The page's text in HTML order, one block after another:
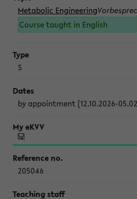
Metabolic Engineering
Course taught in English
S
by appointment [12.10.2026-
205046